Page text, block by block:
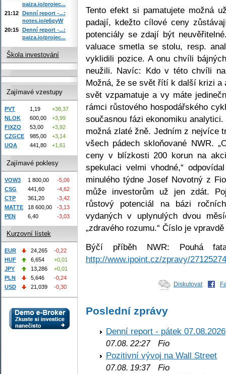
Tento efekt si pamatujete možná
padají, kdežto cílové ceny
potenciály se zdají být
valuace smetla se stolu, resp.
vyklidili pozice. A onu chvíli
neužili. Navíc: Kdo v této chvíli
Možná, že se svět řítí k další krizi a
svět vzpamatuje a vy máte
rámci růstového hospodářského
současnou fázi ekonomiku
možná zlaté žně. Jedním z nejvíce
všech pádech skloňované NWR.
ceny v blízkosti 200 korun na
spekulaci velmi vhodné,“
minulého týdne Josef Novotný z
může investorům už jen zdát.
růstový potenciál na bázi
vydaných v uplynulých dvou
„zdravého rozumu.“ Číslo je
Býčí příběh NWR: Pouhá
http://www.ipoint.cz/zpravy/
Diskutovat
Poslední zprávy
Denní report - pátek 07.08.2026
07.08. 22:27Fio
Pozitivní vývoj na Wall Street
07.08. 19:37Fio
paiza.io/projec...
21:12 Denní report -...:
notes.io/e6qyW
20:15 Denní report -...:
paiza.io/projec...
Škola investování
Zajímavé vzestupy
PVT 1,19
+38,37
NLOK
600,00
+3,99
FIXZO
53,00
+3,92
CZGCE
985,00
+3,14
UQA
441,80 +1,61
Zajímavé poklesy
VOW3 1 800,00
-5,06
CSG
441,60
-4,62
CTP
361,20
-3,42
MATTE
18 600,00
-3,13
PEN
6,40 -3,03
Kurzovní lístek
EUR 24,265
-0,22
HUF
6,654
+0,01
JPY
13,286
+0,01
PLN
5,646
-0,24
USD
21,039 -0,30